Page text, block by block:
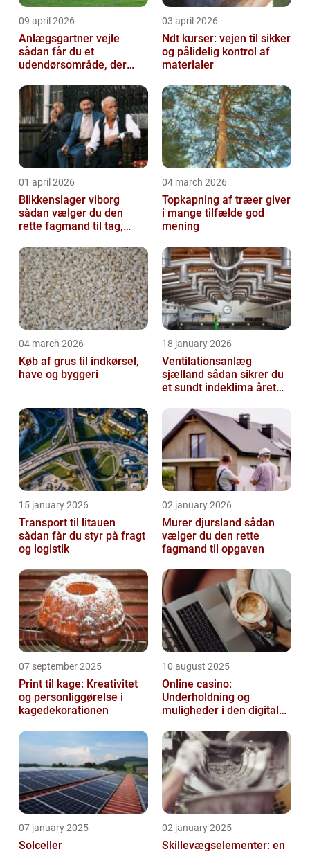
09 april 2026
Anlægsgartner vejle
sådan får du et
udendørsområde, der
03 april 2026
Ndt kurser: vejen til sikker
og pålidelig kontrol af
materialer
01 april 2026
Blikkenslager viborg
sådan vælger du den
rette fagmand til tag,
04 march 2026
Topkapning af træer giver
i mange tilfælde god
mening
04 march 2026
Køb af grus til indkørsel,
have og byggeri
18 january 2026
Ventilationsanlæg
sjælland sådan sikrer du
et sundt indeklima året
15 january 2026
Transport til litauen
sådan får du styr på fragt
og logistik
02 january 2026
Murer djursland sådan
vælger du den rette
fagmand til opgaven
07 september 2025
Print til kage: Kreativitet
og personliggørelse i
kagedekorationen
10 august 2025
Online casino:
Underholdning og
muligheder i den digitale
07 january 2025
Solceller
02 january 2025
Skillevægselementer: en